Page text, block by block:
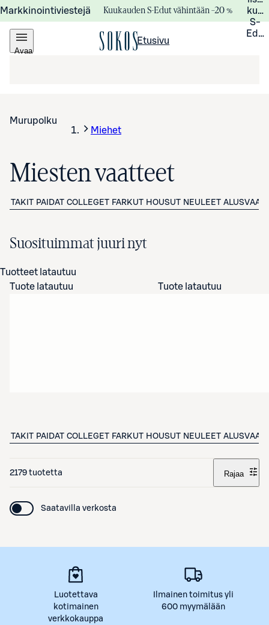
Markkinointiviestejä Kuukauden S-Edut vähintään –20 %
S-
Avaa
Etusivu
Murupolku
Miehet
Miesten vaatteet
TAKIT PAIDAT COLLEGET FARKUT HOUSUT NEULEET
Suosituimmat juuri nyt
Tuotteet latautuu
Tuote latautuu
Tuote latautuu
TAKIT PAIDAT COLLEGET FARKUT HOUSUT NEULEET
2179 tuotetta Rajaa
Saatavilla verkosta
Luotettava
kotimainen
verkkokauppa
Ilmainen toimitus yli
600 myymälään